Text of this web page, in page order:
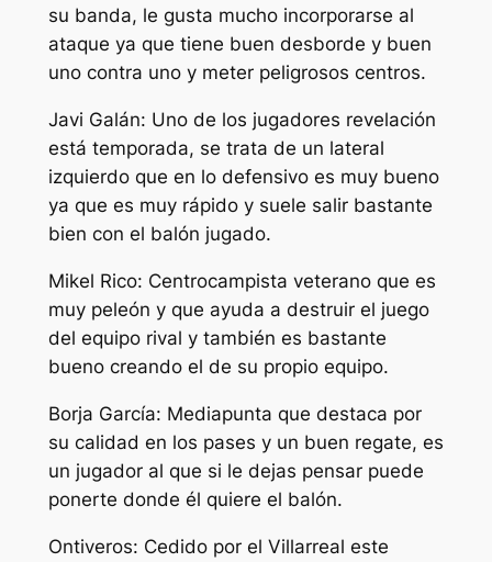
su banda, le gusta mucho incorporarse al
ataque ya que tiene buen desborde y buen
uno contra uno y meter peligrosos centros.
Javi Galán: Uno de los jugadores revelación
está temporada, se trata de un lateral
izquierdo que en lo defensivo es muy bueno
ya que es muy rápido y suele salir bastante
bien con el balón jugado.
Mikel Rico: Centrocampista veterano que es
muy peleón y que ayuda a destruir el juego
del equipo rival y también es bastante
bueno creando el de su propio equipo.
Borja García: Mediapunta que destaca por
su calidad en los pases y un buen regate, es
un jugador al que si le dejas pensar puede
ponerte donde él quiere el balón.
Ontiveros: Cedido por el Villarreal este